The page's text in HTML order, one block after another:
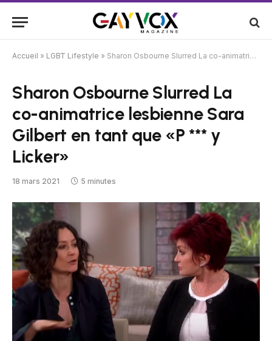
Accueil » LGBT Lifestyle » Sharon Osbourne Slurred La co-animatrice lesbienne Sara Gilbert en tant que «P *** y Licker»
Sharon Osbourne Slurred La
co-animatrice lesbienne Sara
Gilbert en tant que «P *** y
Licker»
18 mars 2021 5 minutes